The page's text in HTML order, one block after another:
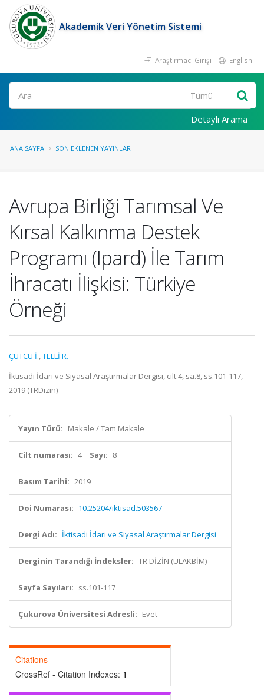
Akademik Veri Yönetim Sistemi
Araştırmacı Girişi English
Ara
Detaylı Arama
ANA SAYFA SON EKLENEN YAYINLAR
Avrupa Birliği Tarımsal Ve
Kırsal Kalkınma Destek
Programı (Ipard) İle Tarım
İhracatı İlişkisi: Türkiye
Örneği
ÇÜTCÜ İ.,TELLİ R.
İktisadi İdari ve Siyasal Araştırmalar Dergisi, cilt.4, sa.8, ss.101-117,
2019 (TRDizin)
Yayın Türü: Makale / Tam Makale
Cilt numarası: 4 Sayı: 8
Basım Tarihi: 2019
Doi Numarası: 10.25204/iktisad.503567
Dergi Adı: İktisadi İdari ve Siyasal Araştırmalar Dergisi
Derginin Tarandığı İndeksler: TR DİZİN (ULAKBİM)
Sayfa Sayıları: ss.101-117
Çukurova Üniversitesi Adresli: Evet
Citations
CrossRef - Citation Indexes: 1